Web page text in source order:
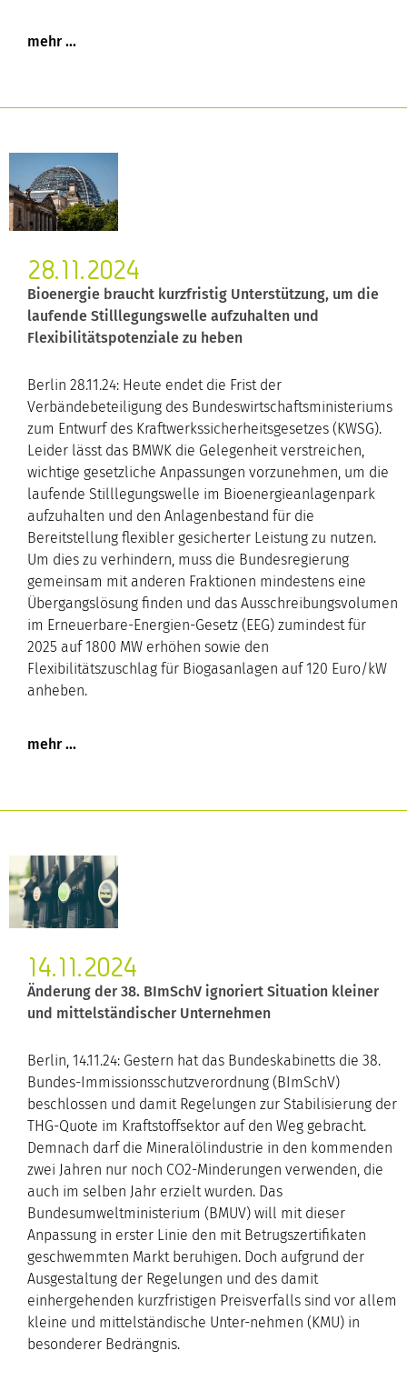
28.11.2024
Bioenergie braucht kurzfristig Unterstützung, um die
laufende Stilllegungswelle aufzuhalten und
Flexibilitätspotenziale zu heben
Berlin 28.11.24: Heute endet die Frist der
Verbändebeteiligung des Bundeswirtschaftsministeriums
zum Entwurf des Kraftwerkssicherheitsgesetzes (KWSG).
Leider lässt das BMWK die Gelegenheit verstreichen,
wichtige gesetzliche Anpassungen vorzunehmen, um die
laufende Stilllegungswelle im Bioenergieanlagenpark
aufzuhalten und den Anlagenbestand für die
Bereitstellung flexibler gesicherter Leistung zu nutzen.
Um dies zu verhindern, muss die Bundesregierung
gemeinsam mit anderen Fraktionen mindestens eine
Übergangslösung finden und das Ausschreibungsvolumen
im Erneuerbare-Energien-Gesetz (EEG) zumindest für
2025 auf 1800 MW erhöhen sowie den
Flexibilitätszuschlag für Biogasanlagen auf 120 Euro/kW
anheben.
14.11.2024
Änderung der 38. BImSchV ignoriert Situation kleiner
und mittelständischer Unternehmen
Berlin, 14.11.24: Gestern hat das Bundeskabinetts die 38.
Bundes-Immissionsschutzverordnung (BImSchV)
beschlossen und damit Regelungen zur Stabilisierung der
THG-Quote im Kraftstoffsektor auf den Weg gebracht.
Demnach darf die Mineralölindustrie in den kommenden
zwei Jahren nur noch CO2-Minderungen verwenden, die
auch im selben Jahr erzielt wurden. Das
Bundesumweltministerium (BMUV) will mit dieser
Anpassung in erster Linie den mit Betrugszertifikaten
geschwemmten Markt beruhigen. Doch aufgrund der
Ausgestaltung der Regelungen und des damit
einhergehenden kurzfristigen Preisverfalls sind vor allem
kleine und mittelständische Unter-nehmen (KMU) in
besonderer Bedrängnis.